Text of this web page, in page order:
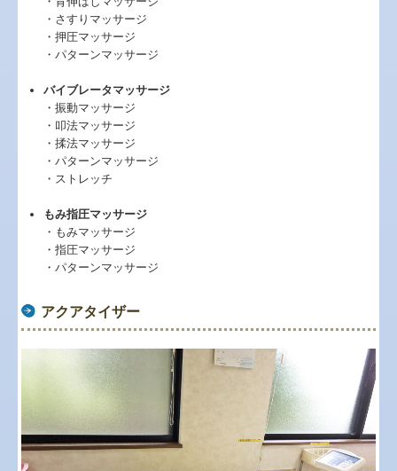
・さすりマッサージ
・押圧マッサージ
・パターンマッサージ
バイブレータマッサージ
・振動マッサージ
・叩法マッサージ
・揉法マッサージ
・パターンマッサージ
・ストレッチ
もみ指圧マッサージ
・もみマッサージ
・指圧マッサージ
・パターンマッサージ
アクアタイザー